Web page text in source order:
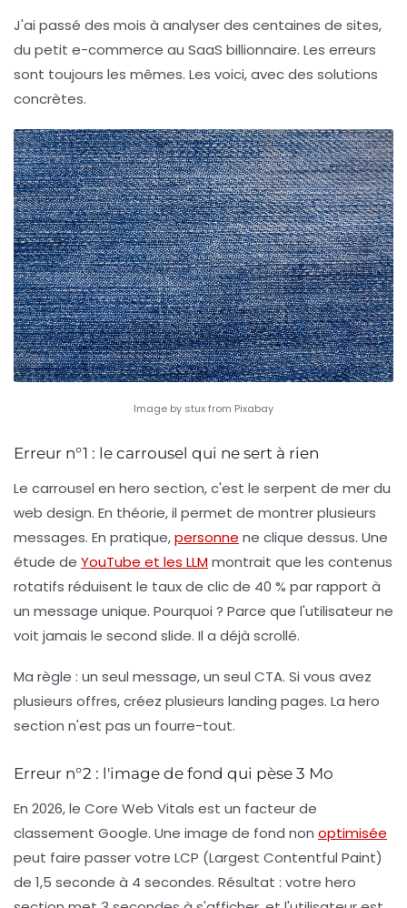
J'ai passé des mois à analyser des centaines de sites,
du petit e-commerce au SaaS billionnaire. Les erreurs
sont toujours les mêmes. Les voici, avec des solutions
concrètes.
Image by stux from Pixabay
Erreur n°1 : le carrousel qui ne sert à rien
Le carrousel en hero section, c'est le serpent de mer du
web design. En théorie, il permet de montrer plusieurs
messages. En pratique,personne ne clique dessus. Une
étude de YouTube et les LLMmontrait que les contenus
rotatifs réduisent le taux de clic de 40 % par rapport à
un message unique. Pourquoi ? Parce que l'utilisateur ne
voit jamais le second slide. Il a déjà scrollé.
Ma règle : un seul message, un seul CTA. Si vous avez
plusieurs offres, créez plusieurs landing pages. La hero
section n'est pas un fourre-tout.
Erreur n°2 : l'image de fond qui pèse 3 Mo
En 2026, le Core Web Vitals est un facteur de
classement Google. Une image de fond non optimisée
peut faire passer votre LCP (Largest Contentful Paint)
de 1,5 seconde à 4 secondes. Résultat : votre hero